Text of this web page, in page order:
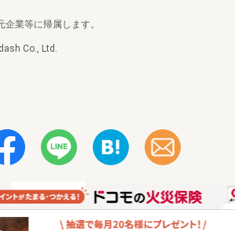
業等に帰属します。
Co., Ltd.